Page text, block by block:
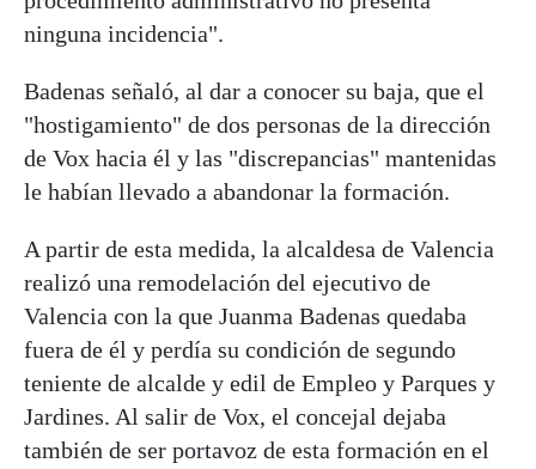
ninguna incidencia".
Badenas señaló, al dar a conocer su baja, que el
"hostigamiento" de dos personas de la dirección
de Vox hacia él y las "discrepancias" mantenidas
le habían llevado a abandonar la formación.
A partir de esta medida, la alcaldesa de Valencia
realizó una remodelación del ejecutivo de
Valencia con la que Juanma Badenas quedaba
fuera de él y perdía su condición de segundo
teniente de alcalde y edil de Empleo y Parques y
Jardines. Al salir de Vox, el concejal dejaba
también de ser portavoz de esta formación en el